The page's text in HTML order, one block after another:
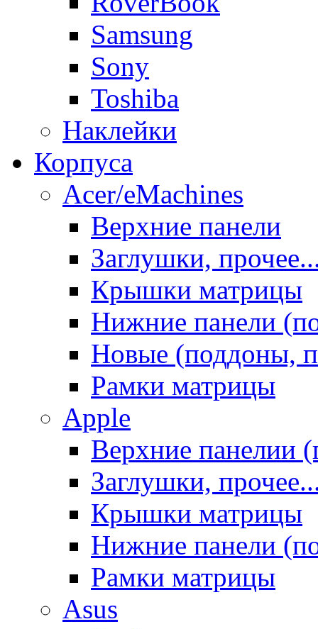
Samsung
Sony
Toshiba
Наклейки
Корпуса
Acer/eMachines
Верхние панели
Заглушки,
Крышки матрицы
Нижние панели
Новые (поддоны,
Рамки матрицы
Apple
Верхние панелии
Заглушки,
Крышки матрицы
Нижние панели
Рамки матрицы
Asus